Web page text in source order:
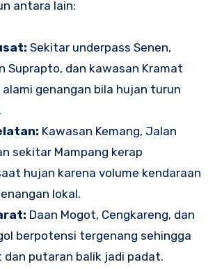
antara lain:
Sekitar underpass Senen,
Suprapto, dan kawasan Kramat
alami genangan bila hujan turun
Kawasan Kemang, Jalan
sekitar Mampang kerap
hujan karena volume kendaraan
lokal.
Daan Mogot, Cengkareng, dan
berpotensi tergenang sehingga
dan putaran balik jadi padat.